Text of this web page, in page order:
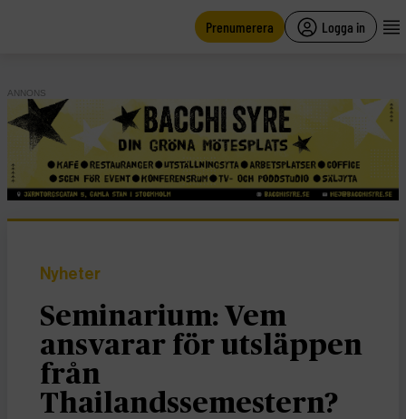
Prenumerera Logga in
ANNONS
Nyheter
Seminarium: Vem
ansvarar för utsläppen
från
Thailandssemestern?